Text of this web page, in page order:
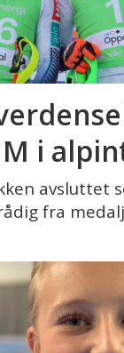
i
avsluttet
fra